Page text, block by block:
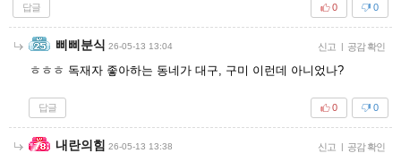
답글 0
0
삐삐분식 26-05-13 13:04 신고 | 공감 확인
ㅎㅎㅎ 독재자 좋아하는 동네가 대구, 구미 이런데 아니었나?
답글 0
0
내란의힘 26-05-13 13:38 신고 | 공감 확인